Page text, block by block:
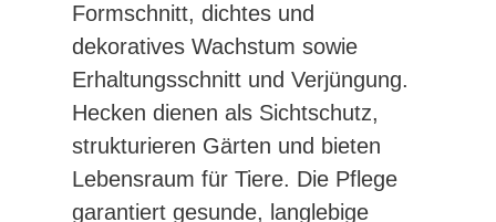
Formschnitt, dichtes und
dekoratives Wachstum sowie
Erhaltungsschnitt und Verjüngung.
Hecken dienen als Sichtschutz,
strukturieren Gärten und bieten
Lebensraum für Tiere. Die Pflege
garantiert gesunde, langlebige